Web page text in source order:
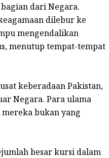
dari Negara.
dilebur ke
mengendalikan
menutup tempat-tempat
keberadaan Pakistan,
Negara. Para ulama
bukan yang
besar kursi dalam